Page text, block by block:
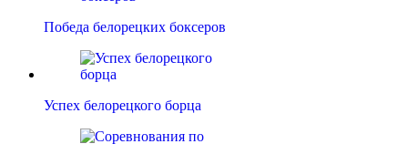
Победа белорецких боксеров
Успех белорецкого борца